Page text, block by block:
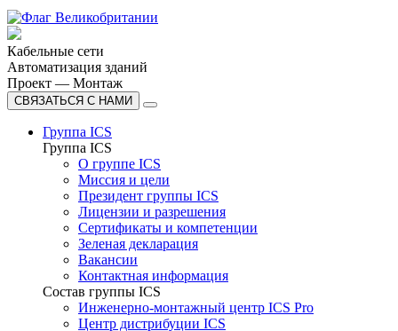
Кабельные сети
Автоматизация зданий
Проект — Монтаж
СВЯЗАТЬСЯ С НАМИ
Группа ICS
Группа ICS
О группе ICS
Миссия и цели
Президент группы ICS
Лицензии и разрешения
Сертификаты и компетенции
Зеленая декларация
Вакансии
Контактная информация
Состав группы ICS
Инженерно-монтажный центр ICS Pro
Центр дистрибуции ICS